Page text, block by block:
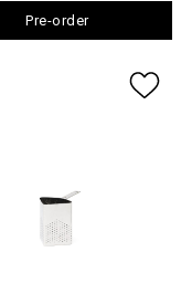
Pre-order